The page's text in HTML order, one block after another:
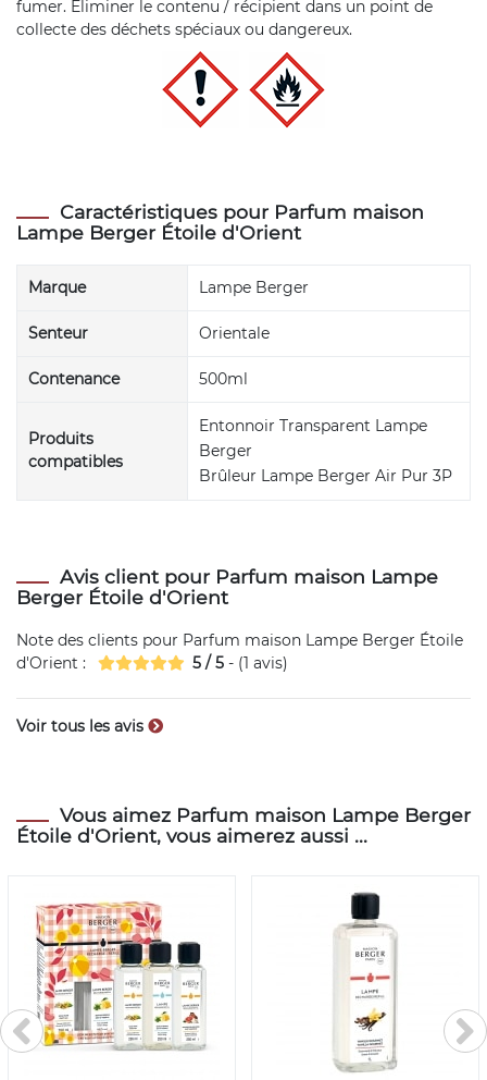
fumer. Éliminer le contenu / récipient dans un point de
collecte des déchets spéciaux ou dangereux.
Caractéristiques pour Parfum maison
Lampe Berger Étoile d'Orient
Marque Lampe Berger
Senteur Orientale
Contenance 500ml
Produits
compatibles
Entonnoir Transparent Lampe
Berger
Brûleur Lampe Berger Air Pur 3P
Avis client pour Parfum maison Lampe
Berger Étoile d'Orient
Note des clients pour Parfum maison Lampe Berger Étoile
d'Orient : 5 /5 - (1 avis)
Voir tous les avis
Vous aimez Parfum maison Lampe Berger
Étoile d'Orient, vous aimerez aussi ...